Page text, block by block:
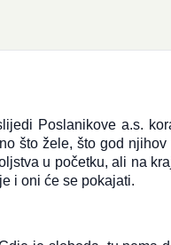
Poslanikove a.s.
što žele, što god
u početku, ali na
i oni će se pokajati.